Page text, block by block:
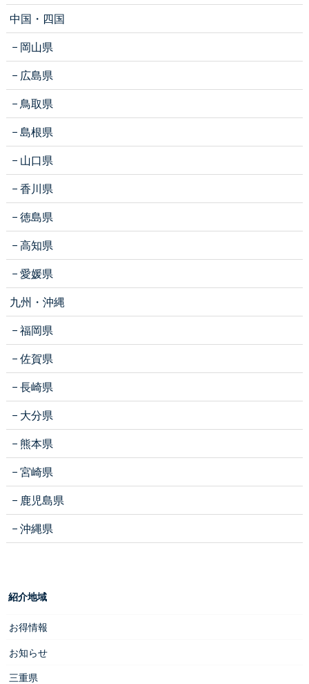
中国・四国
岡山県
広島県
鳥取県
島根県
山口県
香川県
徳島県
高知県
愛媛県
九州・沖縄
福岡県
佐賀県
長崎県
大分県
熊本県
宮崎県
鹿児島県
沖縄県
紹介地域
お得情報
お知らせ
三重県